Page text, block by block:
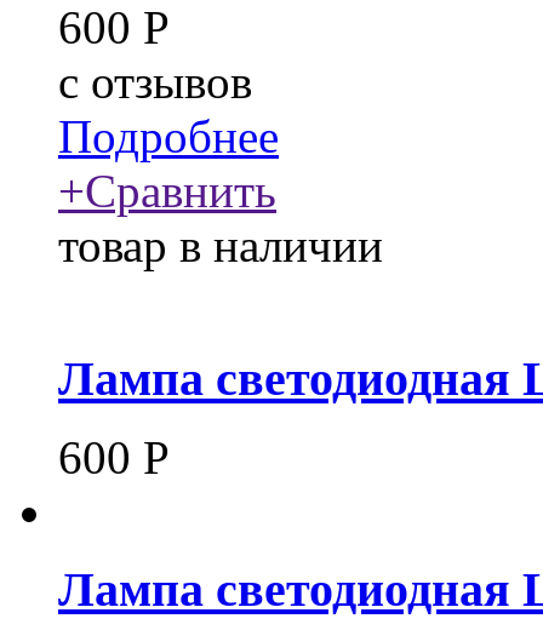
600 Р
c отзывов
Подробнее
+Сравнить
товар в наличии
Лампа светодиодная
600 Р
Лампа светодиодная